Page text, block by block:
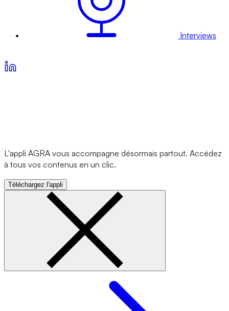
Interviews
L'appli AGRA vous accompagne désormais partout. Accédez
à tous vos contenus en un clic.
Téléchargez l'appli